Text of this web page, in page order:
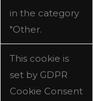
in the category
"Other.
This cookie is
set by GDPR
Cookie Consent